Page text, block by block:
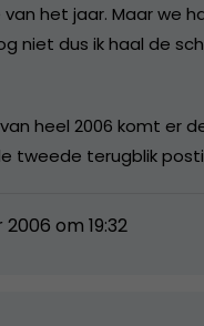
het jaar. Maar we
niet dus ik haal de
heel 2006 komt er
tweede terugblik
om 19:32